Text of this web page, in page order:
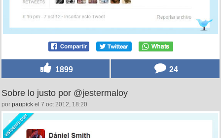
1899 24
Sobre lo justo por @jestermaloy
por paupick el 7 oct 2012, 18:20